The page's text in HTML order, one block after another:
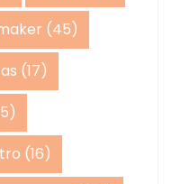
(45)
(17)
(16)